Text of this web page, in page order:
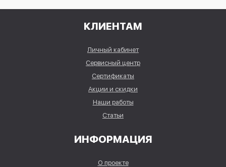
КЛИЕНТАМ
Личный кабинет
Сервисный центр
Сертификаты
Акции и скидки
Наши работы
Статьи
ИНФОРМАЦИЯ
О проекте